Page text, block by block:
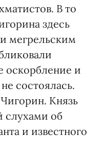
В то
здесь
мегрельским
оскорбление и
состоялась.
Князь
слухами об
и известного